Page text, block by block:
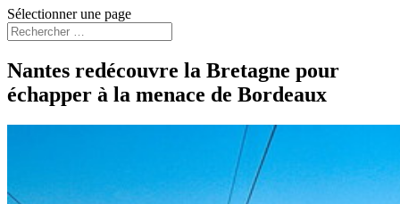
Sélectionner une page
Nantes redécouvre la Bretagne pour
échapper à la menace de Bordeaux